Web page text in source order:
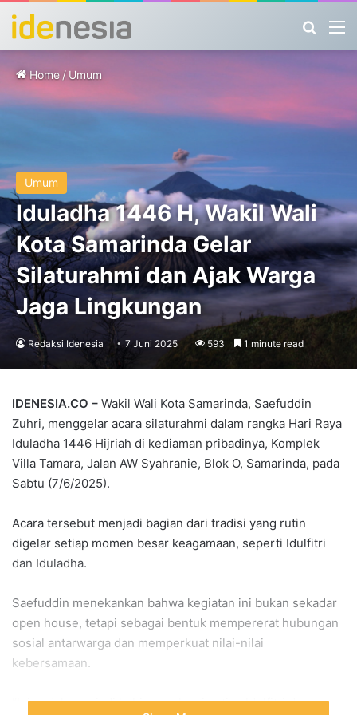
Home / Umum
Umum
Iduladha 1446 H, Wakil Wali
Kota Samarinda Gelar
Silaturahmi dan Ajak Warga
Jaga Lingkungan
Redaksi Idenesia 7 Juni 2025 593 1 minute read
IDENESIA.CO – Wakil Wali Kota Samarinda, Saefuddin
Zuhri, menggelar acara silaturahmi dalam rangka Hari Raya
Iduladha 1446 Hijriah di kediaman pribadinya, Komplek
Villa Tamara, Jalan AW Syahranie, Blok O, Samarinda, pada
Sabtu (7/6/2025).
Acara tersebut menjadi bagian dari tradisi yang rutin
digelar setiap momen besar keagamaan, seperti Idulfitri
dan Iduladha.
Saefuddin menekankan bahwa kegiatan ini bukan sekadar
open house, tetapi sebagai bentuk mempererat hubungan
sosial antarwarga dan memperkuat nilai-nilai
kebersamaan.
“Ini sudah menjadi kebiasaan kami setiap Idulfitri dan